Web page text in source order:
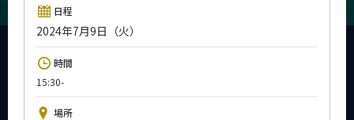
日程
2024年7月9日（火）
時間
15:30-
場所
未来
Future
入学案内
Admissions
物理学系 News&Information
News